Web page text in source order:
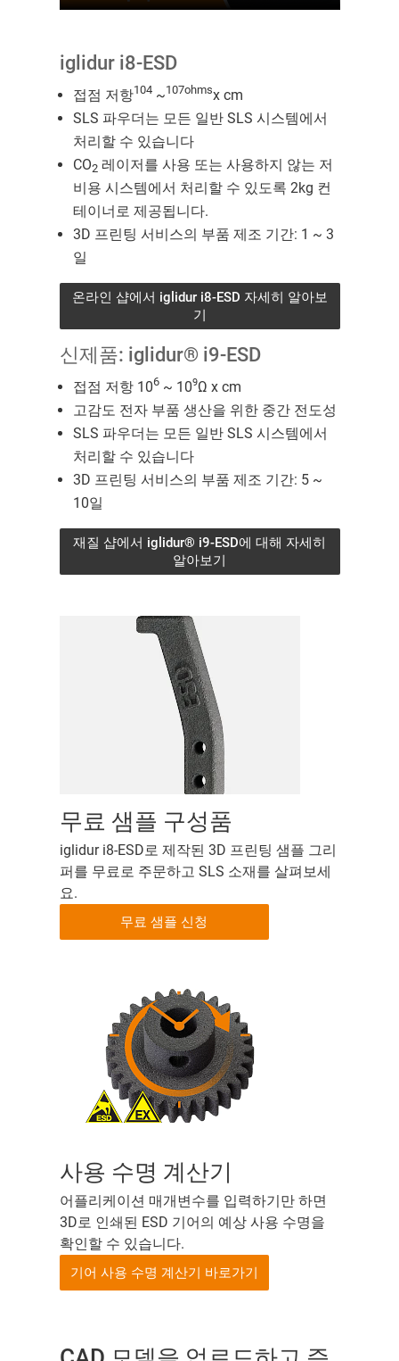
iglidur i8-ESD
접점 저항104~107ohmsx cm
SLS 파우더는 모든 일반 SLS 시스템에서
처리할 수 있습니다
CO2레이저를 사용 또는 사용하지 않는 저
비용 시스템에서 처리할 수 있도록 2kg 컨
테이너로 제공됩니다.
3D 프린팅 서비스의 부품 제조 기간: 1 ~ 3
일
온라인 샵에서 iglidur i8-ESD 자세히 알아보
기
신제품: iglidur® i9-ESD
접점 저항 106~ 109Ω x cm
고감도 전자 부품 생산을 위한 중간 전도성
SLS 파우더는 모든 일반 SLS 시스템에서
처리할 수 있습니다
3D 프린팅 서비스의 부품 제조 기간: 5 ~
10일
재질 샵에서 iglidur® i9-ESD에 대해 자세히
알아보기
무료 샘플 구성품
iglidur i8-ESD로 제작된 3D 프린팅 샘플 그리
퍼를 무료로 주문하고 SLS 소재를 살펴보세
요.
무료 샘플 신청
사용 수명 계산기
어플리케이션 매개변수를 입력하기만 하면
3D로 인쇄된 ESD 기어의 예상 사용 수명을
확인할 수 있습니다.
기어 사용 수명 계산기 바로가기